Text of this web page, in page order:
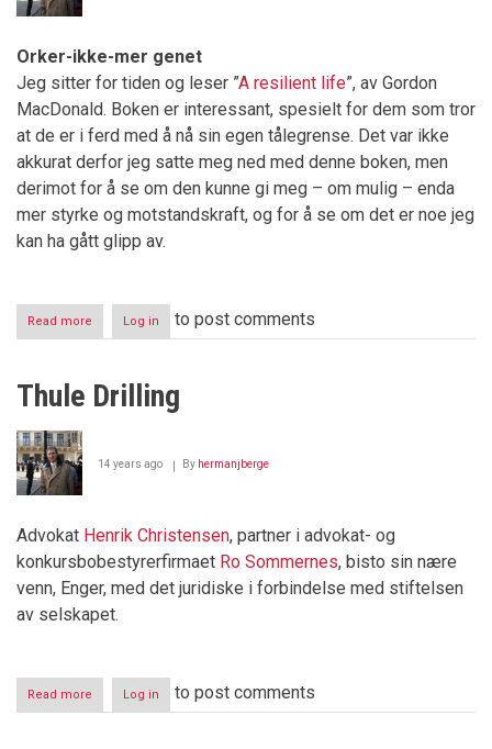
DET"
Orker-ikke-mer genet
Jeg sitter for tiden og leser ”A resilient life”, av Gordon
MacDonald. Boken er interessant, spesielt for dem som tror
at de er i ferd med å nå sin egen tålegrense. Det var ikke
akkurat derfor jeg satte meg ned med denne boken, men
derimot for å se om den kunne gi meg – om mulig – enda
mer styrke og motstandskraft, og for å se om det er noe jeg
kan ha gått glipp av.
Read more about
Å
Log in to post comments
Thule Drilling
14 years ago By hermanjberge
Advokat Henrik Christensen, partner i advokat- og
konkursbobestyrerfirmaet Ro Sommernes, bisto sin nære
venn, Enger, med det juridiske i forbindelse med stiftelsen
av selskapet.
Read more
Thule
Log in to post comments